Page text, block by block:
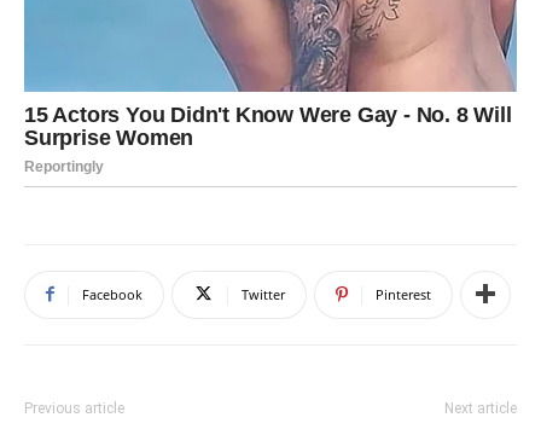
Facebook Twitter Pinterest
Previous article Next article